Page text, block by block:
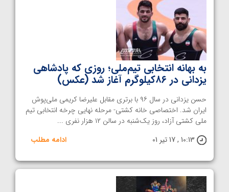
به بهانه انتخابی تیم‌ملی؛ روزی که پادشاهی
یزدانی در ۸۶کیلوگرم آغاز شد (عکس)
حسن یزدانی در سال ۹۶ با برتری مقابل علیرضا کریمی ملی‌پوش
ایران شد. اختصاصی خانه کشتی- مرحله نهایی چرخه انتخابی تیم
ملی کشتی آزاد، روز یک‌شنبه در سالن ۱۲ هزار نفری ...
10:13 , 17 تیر 01
ادامه مطلب